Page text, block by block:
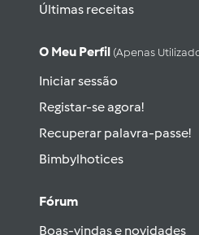
Últimas receitas
O Meu Perfil (apenas
Iniciar sessão
Registar-se agora!
Recuperar palavra-passe!
Bimbylhotices
Fórum
Boas-vindas e novidades